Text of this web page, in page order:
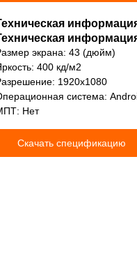
экрана: 43 (дюйм)
400 кд/м2
1920x1080
система:
Нет
Скачать спецификацию